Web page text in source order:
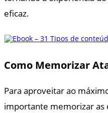
eficaz.
Como Memorizar
Para aproveitar ao
importante memorizar as